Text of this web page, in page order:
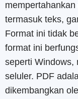
termasuk teks,
Format ini tidak
format ini
seperti Windows,
seluler. PDF
dikembangkan